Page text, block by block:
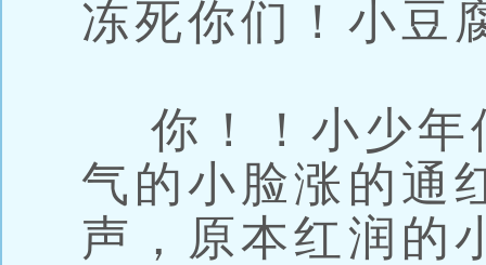
冻死你们！小豆
你！！小少年
气的小脸涨的通
声，原本红润的